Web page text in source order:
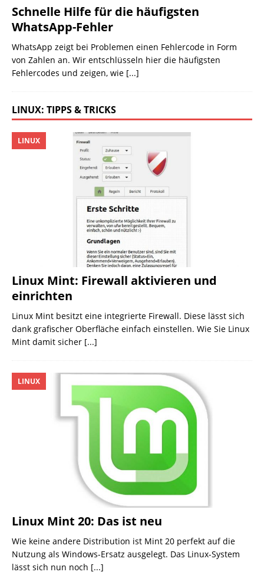
Schnelle Hilfe für die häufigsten
WhatsApp-Fehler
WhatsApp zeigt bei Problemen einen Fehlercode in Form
von Zahlen an. Wir entschlüsseln hier die häufigsten
Fehlercodes und zeigen, wie [...]
LINUX: TIPPS & TRICKS
Linux Mint: Firewall aktivieren und
einrichten
LINUX
Linux Mint besitzt eine integrierte Firewall. Diese lässt sich
dank grafischer Oberfläche einfach einstellen. Wie Sie Linux
Mint damit sicher [...]
Linux Mint 20: Das ist neu
LINUX
Wie keine andere Distribution ist Mint 20 perfekt auf die
Nutzung als Windows-Ersatz ausgelegt. Das Linux-System
lässt sich nun noch [...]